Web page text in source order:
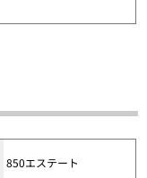
850エステート